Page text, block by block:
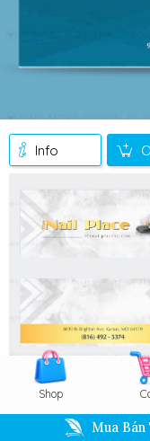
Info
Shop
Mua